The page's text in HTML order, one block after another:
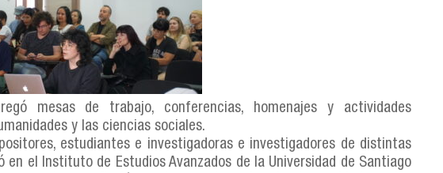
mesas de trabajo, conferencias, homenajes y actividades
y las ciencias sociales.
estudiantes e investigadoras e investigadores de distintas
el Instituto de Estudios Avanzados de la Universidad de Santiago